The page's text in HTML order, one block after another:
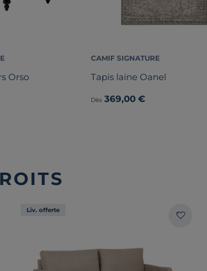
Orso
CAMIF SIGNATURE
Tapis laine Oanel
Dès 369,00 €
Liv. offerte